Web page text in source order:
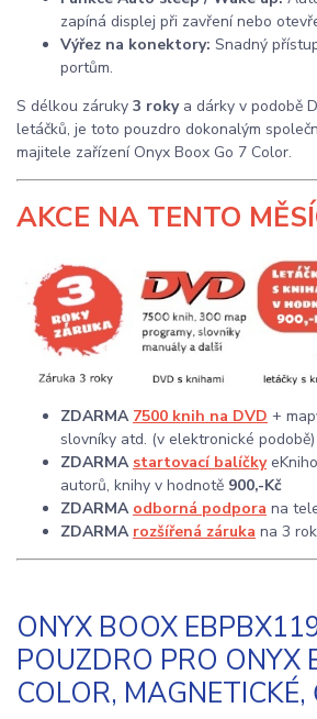
zapíná displej při zavření nebo
Výřez na konektory: Snadný
portům.
S délkou záruky 3 rokya dárky v podobě
letáčků, je toto pouzdro dokonalým
majitele zařízení Onyx Boox Go 7 Color.
AKCE NA TENTO
ZDARMA 7500 knih na DVD +
slovníky atd. (v elektronické podobě)
ZDARMA startovací balíčky
autorů, knihy v hodnotě 900,-Kč
ZDARMA odborná podpora na
ZDARMA rozšířená záruka na 3
ONYX BOOX
POUZDRO PRO ONYX
COLOR, MAGNETICKÉ,